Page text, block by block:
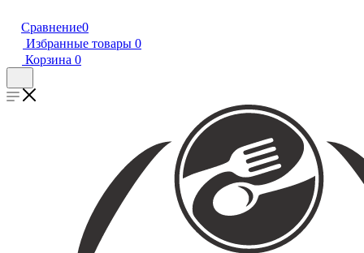
Сравнение0
Избранные товары 0
Корзина 0